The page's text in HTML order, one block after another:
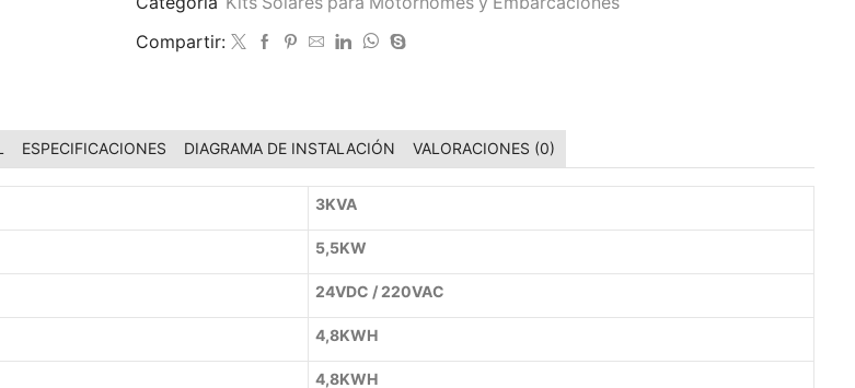
Compartir:
ESPECIFICACIONES DIAGRAMA DE INSTALACIÓN VALORACIONES (0)
3KVA
5,5KW
24VDC / 220VAC
4,8KWH
4,8KWH